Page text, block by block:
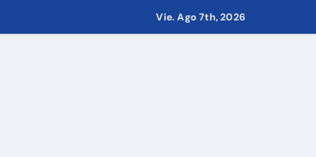
Vie. Ago 7th, 2026